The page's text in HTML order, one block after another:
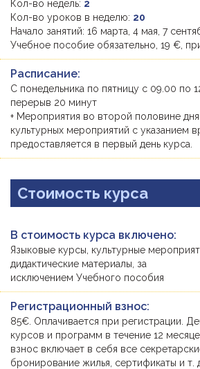
Кол-во недель: 2
Кол-во уроков в неделю: 20
Начало занятий: 16 марта, 4 мая, 7
Учебное пособие обязательно, 19 €,
Расписание:
С понедельника по пятницу с 09.00 по
перерыв 20 минут
+ Мероприятия во второй половине
культурных мероприятий с указанием
предоставляется в первый день курса.
Стоимость курса
В стоимость курса включено:
Языковые курсы, культурные
дидактические материалы, за
исключением Учебного пособия
Регистрационный взнос:
85€. Оплачивается при регистрации.
курсов и программ в течение 12
взнос включает в себя все
бронирование жилья, сертификаты и т.